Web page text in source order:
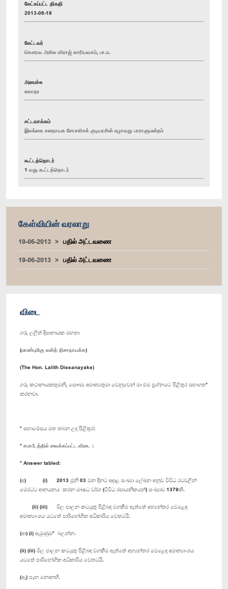
கேட்கப்பட்ட திகதி
2013-06-19
கேட்டவர்
கௌரவ அகில விராஜ் காரியவசம், பா.உ.
அமைச்சு
சுகாதர
சட்டவாக்கம்
இலங்கை சனநாயக சோசலிசக் குடியரசின் ஏழாவது பாராளுமன்றம்
கூட்டத்தொடர்
1 வது கூட்டத்தொடர்
கேள்வியின் வரலாறு
19-06-2013
பதில் அட்டவணை
19-06-2013
பதில் அட்டவணை
விடை
ගරු ලලිත් දිසානායක මහතා
(மாண்புமிகு லலித் திசாநாயக்க)
(The Hon. Lalith Dissanayake)
ගරු කථානායකතුමනි, සෞඛ්‍ය අමාත්‍යතුමා වෙනුවෙන් මා එම ප්‍රශ්නයට පිළිතුර සභාගත*
කරනවා.
* සභාමේසය මත තබන ලද පිළිතුර:
* சபாபீடத்தில் வைக்கப்பட்ட விடை :
* Answer tabled:
(අ) (i) 2013 ජූනි 03 වන දිනට අදාළ සංඛ්‍යා ලේඛන අනුව විවිධ රටවලින්
මෙරටට ආනයනය කරන ඖෂධ වර්ග (විවිධ රසායනිකයන්) සංඛ්‍යාව 1379කි.
(ii) (iii) මිල පාලන කටයුතු පිළිබඳ වගකීම ඇත්තේ අභ්‍යන්තර වෙළෙඳ
අමාත්‍යාංශය යටතේ පාරිභෝගික අධිකාරිය වෙතටයි.
(ආ) (i) ඇමුණුම* බලන්න.
(ii) (iii) මිල පාලන කටයුතු පිළිබඳ වගකීම ඇත්තේ අභ්‍යන්තර වෙළෙඳ අමාත්‍යාංශය
යටතේ පාරිභෝගික අධිකාරිය වෙතටයි.
(ඇ) පැන නොනඟී.